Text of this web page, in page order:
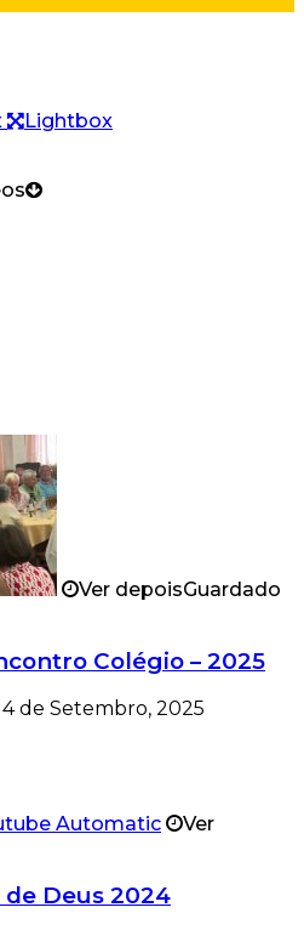
Lightbox
Ver depoisGuardado
Colégio – 2025
de Setembro, 2025
Ver
de Deus 2024